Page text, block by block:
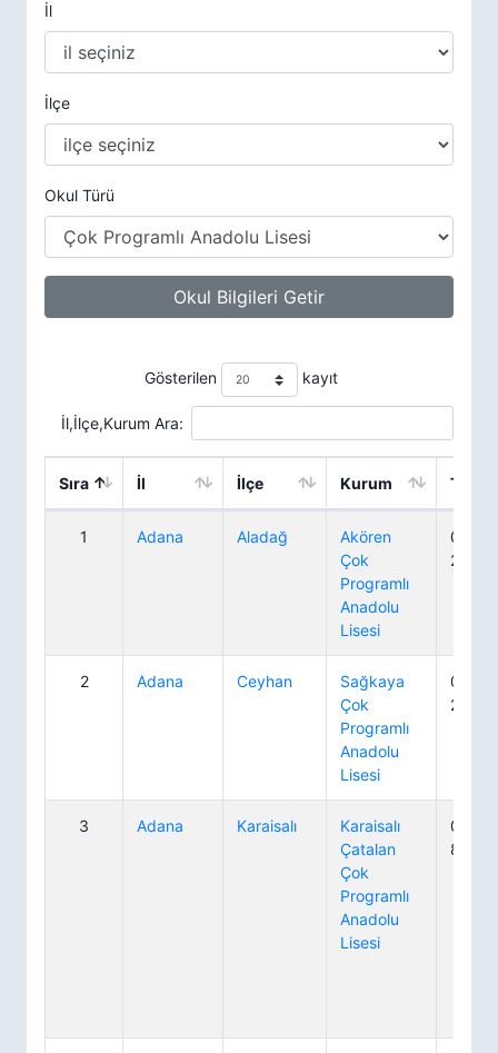
İl
İlçe
Okul Türü
Okul Bilgileri Getir
Gösterilen kayıt
İl,İlçe,Kurum Ara:
Sıra İl İlçe Kurum
1 Adana Aladağ
Akören
Çok
Programlı
Anadolu
Lisesi
0 322
20 07
2 Adana Ceyhan
Sağkaya
Çok
Programlı
Anadolu
Lisesi
0 322
20 05
3 Adana Karaisalı
Karaisalı
Çatalan
Çok
Programlı
Anadolu
Lisesi
0 322
80 64